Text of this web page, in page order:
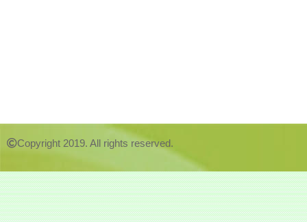
Copyright 2019. All rights reserved.